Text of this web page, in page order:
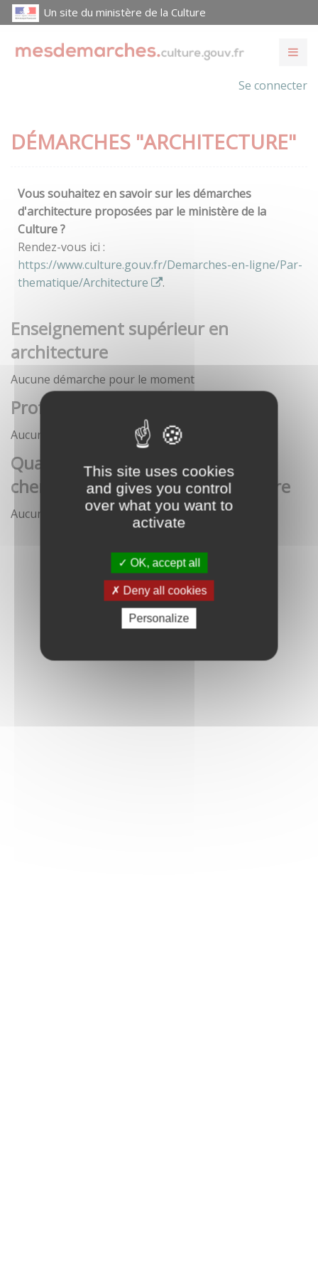
This site uses cookies
and gives you control
over what you want to
activate
OK, accept all
Deny all cookies
Personalize
Un site du ministère de la Culture
Se connecter
DÉMARCHES "ARCHITECTURE"
Vous souhaitez en savoir sur les démarches
d'architecture proposées par le ministère de la
Culture ?
Rendez-vous ici :
https://www.culture.gouv.fr/Demarches-en-ligne/Par-
thematique/Architecture
.
Enseignement supérieur en
architecture
Aucune démarche pour le moment
Profession architecte
Aucune démarche pour le moment
Qualification des enseignants-
chercheurs en écoles d'architecture
Aucune démarche pour le moment